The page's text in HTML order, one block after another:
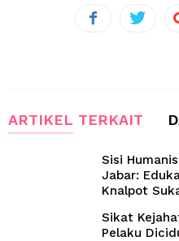
ARTIKEL TERKAIT
Sisi
Jabar:
Knalpot
Sikat
Pelaku